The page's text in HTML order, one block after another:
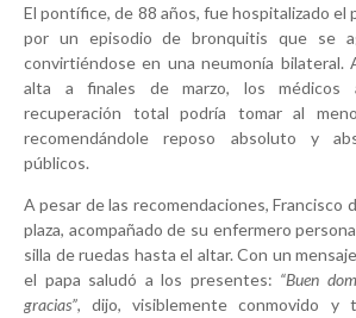
El pontífice, de 88 años, fue hospitalizado el
por un episodio de bronquitis que se
convirtiéndose en una neumonía bilateral.
alta a finales de marzo, los médicos
recuperación total podría tomar al
recomendándole reposo absoluto y
públicos.
A pesar de las recomendaciones, Francisco
plaza, acompañado de su enfermero
silla de ruedas hasta el altar. Con un
el papa saludó a los presentes: “Buen
gracias”, dijo, visiblemente conmovido y